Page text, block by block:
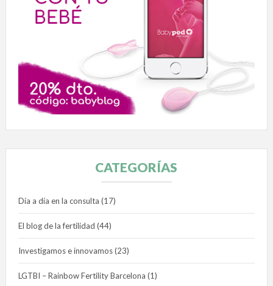
CATEGORÍAS
Día a día en la consulta (17)
El blog de la fertilidad (44)
Investigamos e innovamos(23)
LGTBI – Rainbow Fertility Barcelona (1)